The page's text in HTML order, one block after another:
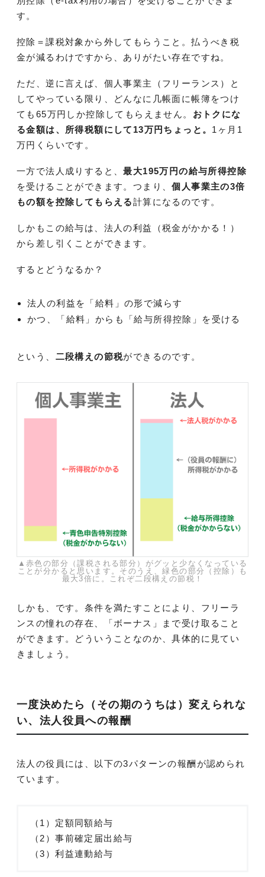
す。
控除＝課税対象から外してもらうこと。払うべき税
金が減るわけですから、ありがたい存在ですね。
ただ、逆に言えば、個人事業主（フリーランス）と
してやっている限り、どんなに几帳面に帳簿をつけ
ても65万円しか控除してもらえません。 おトクにな
る金額は、所得税額にして13万円ちょっと。 1ヶ月1
万円くらいです。
一方で法人成りすると、最大195万円の給与所得控除
を受けることができます。つまり、個人事業主の3倍
もの額を控除してもらえる計算になるのです。
しかもこの給与は、法人の利益（税金がかかる！）
から差し引くことができます。
するとどうなるか？
法人の利益を「給料」の形で減らす
かつ、「給料」からも「給与所得控除」を受ける
という、 二段構えの節税ができるのです。
▲赤色の部分（課税される部分）がグッと少なくなっている
ことが分かると思います。そのうえ、緑色の部分（控除）も
最大3倍に。これぞ二段構えの節税！
しかも、です。条件を満たすことにより、フリーラ
ンスの憧れの存在、「ボーナス」まで受け取ること
ができます。どういうことなのか、具体的に見てい
きましょう。
一度決めたら（その期のうちは）変えられな
い、法人役員への報酬
法人の役員には、以下の3パターンの報酬が認められ
ています。
（1）定額同額給与
（2）事前確定届出給与
（3）利益連動給与